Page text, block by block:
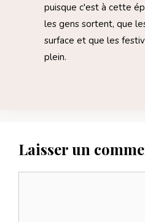
puisque c'est à cette
les gens sortent, que
surface et que les
plein.
Laisser un